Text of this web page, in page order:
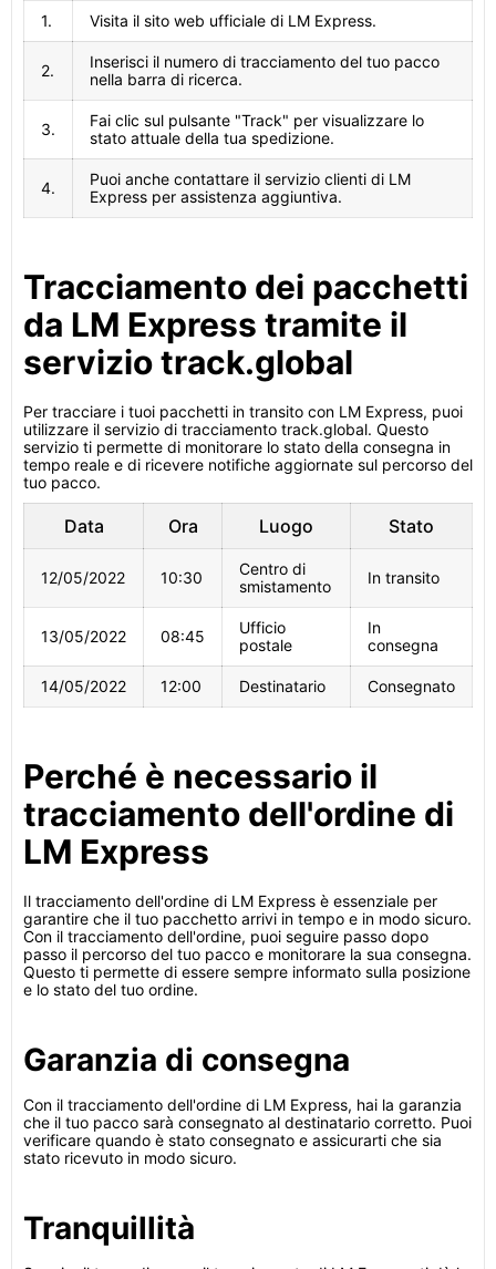
1. Visita il sito web ufficiale di LM Express.
2.
Inserisci il numero di tracciamento del tuo pacco
nella barra di ricerca.
3.
Fai clic sul pulsante "Track" per visualizzare lo
stato attuale della tua spedizione.
4.
Puoi anche contattare il servizio clienti di LM
Express per assistenza aggiuntiva.
Tracciamento dei pacchetti
da LM Express tramite il
servizio track.global
Per tracciare i tuoi pacchetti in transito con LM Express, puoi
utilizzare il servizio di tracciamento track.global. Questo
servizio ti permette di monitorare lo stato della consegna in
tempo reale e di ricevere notifiche aggiornate sul percorso del
tuo pacco.
Data Ora Luogo Stato
12/05/2022 10:30
Centro di
smistamento
In transito
13/05/2022 08:45
Ufficio
postale
In
consegna
14/05/2022 12:00 Destinatario Consegnato
Perché è necessario il
tracciamento dell'ordine di
LM Express
Il tracciamento dell'ordine di LM Express è essenziale per
garantire che il tuo pacchetto arrivi in ​​tempo e in modo sicuro.
Con il tracciamento dell'ordine, puoi seguire passo dopo
passo il percorso del tuo pacco e monitorare la sua consegna.
Questo ti permette di essere sempre informato sulla posizione
e lo stato del tuo ordine.
Garanzia di consegna
Con il tracciamento dell'ordine di LM Express, hai la garanzia
che il tuo pacco sarà consegnato al destinatario corretto. Puoi
verificare quando è stato consegnato e assicurarti che sia
stato ricevuto in modo sicuro.
Tranquillità